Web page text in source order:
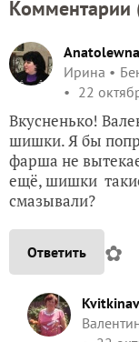
Комментарии
Anatolewna
Ирина
22
Вкусненько!
шишки. Я бы
фарша не
ещё, шишки
смазывали?
Ответить ✿